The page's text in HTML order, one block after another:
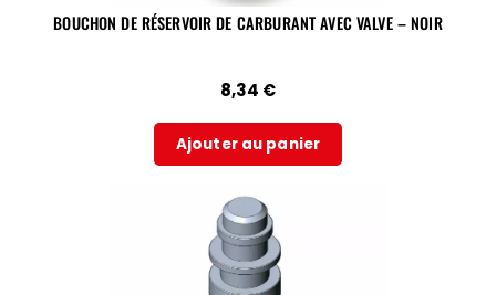
BOUCHON DE RÉSERVOIR DE CARBURANT AVEC VALVE – NOIR
8,34 €
Ajouter au panier